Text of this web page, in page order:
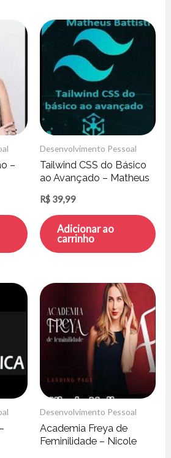
–
Desenvolvimento Pessoal
Tailwind CSS do Básico
ao Avançado – Matheus
R$ 39,99
Adicionar ao
carrinho
Desenvolvimento Pessoal
Academia Freya de
Feminilidade – Nicole